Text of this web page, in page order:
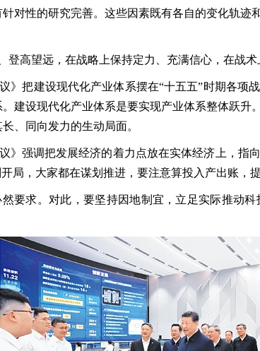
对性的研究完善。这些因素既有各自的变化轨
高望远，在战略上保持定力、充满信心，在战术
把建设现代化产业体系摆在“十五五”时期各项
建设现代化产业体系是要实现产业体系整体跃
、同向发力的生动局面。
强调把发展经济的着力点放在实体经济上，指
局，大家都在谋划推进，要注意算投入产出账，
求。对此，要坚持因地制宜，立足实际推动